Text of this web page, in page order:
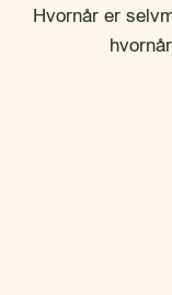
Hvornår er